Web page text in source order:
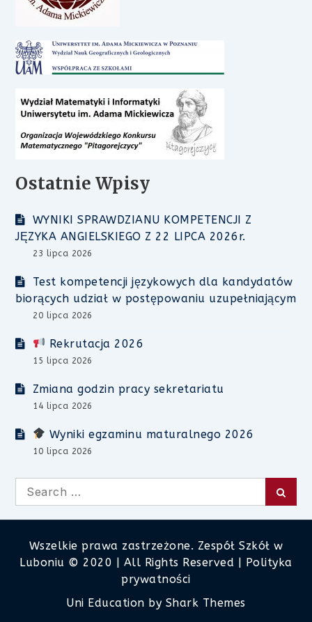
Ostatnie Wpisy
WYNIKI SPRAWDZIANU KOMPETENCJI Z
JĘZYKA ANGIELSKIEGO Z 22 LIPCA 2026r.
23 lipca 2026
Test kompetencji językowych dla kandydatów
biorących udział w postępowaniu uzupełniającym
20 lipca 2026
Rekrutacja 2026
15 lipca 2026
Zmiana godzin pracy sekretariatu
14 lipca 2026
Wyniki egzaminu maturalnego 2026
10 lipca 2026
Search
for:
Wszelkie prawa zastrzeżone. Zespół Szkół w
Luboniu © 2020 | All Rights Reserved | Polityka
prywatności
Uni Education by Shark Themes